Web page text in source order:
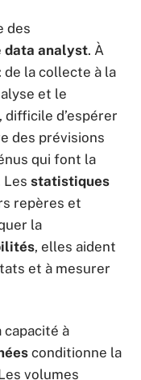
des
data analyst. À
de la collecte à la
et le
difficile d’espérer
des prévisions
qui font la
Les statistiques
repères et
la
, elles aident
et à mesurer
capacité à
conditionne la
volumes